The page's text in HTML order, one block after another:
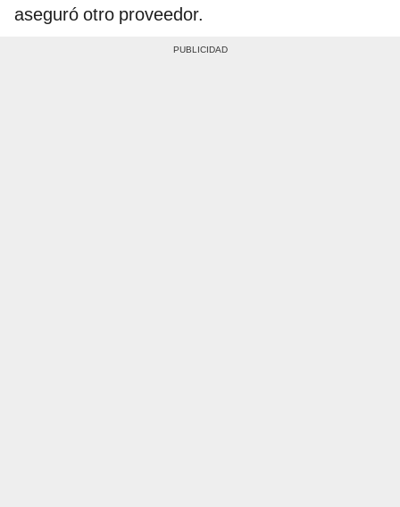
aseguró otro proveedor.